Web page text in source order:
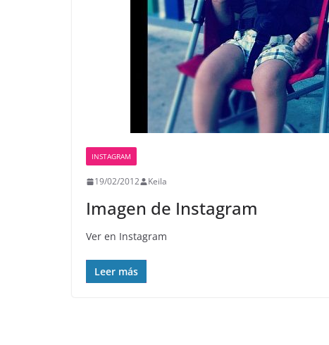
INSTAGRAM
19/02/2012 Keila
Imagen de Instagram
Ver en Instagram
Leer más